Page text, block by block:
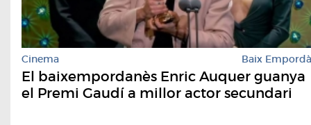
Cinema Baix Empordà
El baixempordanès Enric Auquer guanya
el Premi Gaudí a millor actor secundari